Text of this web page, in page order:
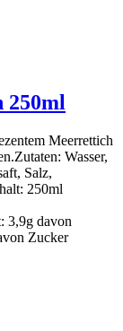
250ml
Meerrettich
Wasser,
Salz,
250ml
3,9g davon
Zucker